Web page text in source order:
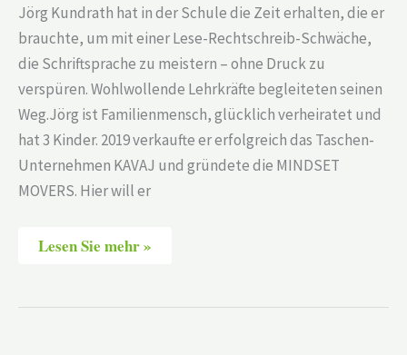
Jörg Kundrath hat in der Schule die Zeit erhalten, die er
brauchte, um mit einer Lese-Rechtschreib-Schwäche,
die Schriftsprache zu meistern – ohne Druck zu
verspüren. Wohlwollende Lehrkräfte begleiteten seinen
Weg.Jörg ist Familienmensch, glücklich verheiratet und
hat 3 Kinder. 2019 verkaufte er erfolgreich das Taschen-
Unternehmen KAVAJ und gründete die MINDSET
MOVERS. Hier will er
Lesen Sie mehr »